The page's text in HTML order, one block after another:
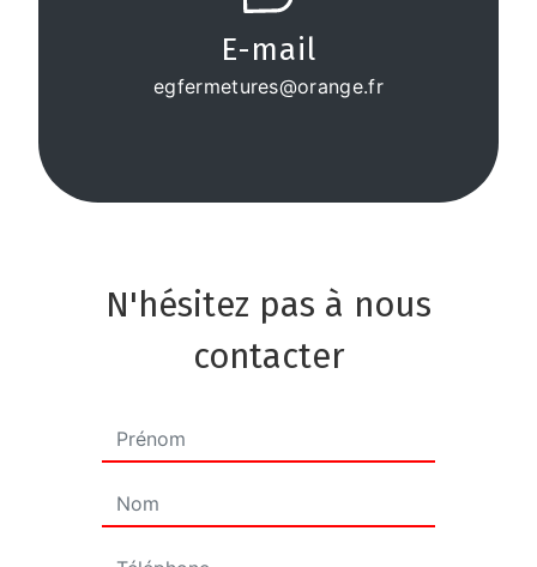
N'hésitez pas à nous
contacter
E-mail
egfermetures@orange.fr